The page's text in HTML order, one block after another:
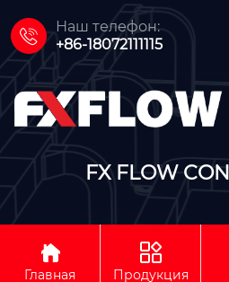

Наш телефон:
+86-18072111115
FX FLOW
Авторское право©FX FLOW

Главная

Продукция